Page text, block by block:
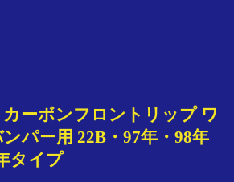
ーボンフロントリップ ワ
パー用 22B・97年・98年
タイプ